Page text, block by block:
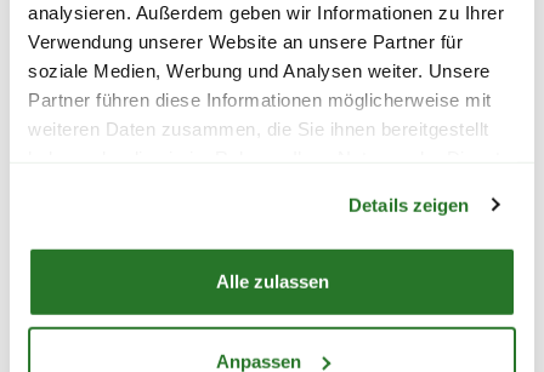
analysieren. Außerdem geben wir Informationen zu Ihrer
Verwendung unserer Website an unsere Partner für
soziale Medien, Werbung und Analysen weiter. Unsere
Partner führen diese Informationen möglicherweise mit
weiteren Daten zusammen, die Sie ihnen bereitgestellt
Details zeigen
Alle zulassen
Anpassen
3,99
inkl. MwSt.zzgl. Versandkosten
8,99
inkl. MwSt.zzgl.
WEITERE PRODUKTE